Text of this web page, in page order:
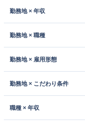
勤務地 × 年収
勤務地 × 職種
勤務地 × 雇用形態
勤務地 × こだわり条件
職種 × 年収